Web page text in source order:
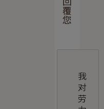
覆
您